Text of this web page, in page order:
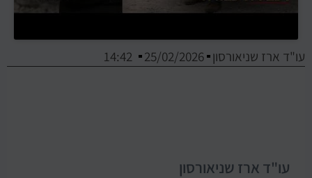
עו"ד ארז שניאורסון 25/02/2026
14:42
עו"ד ארז שניאורסון